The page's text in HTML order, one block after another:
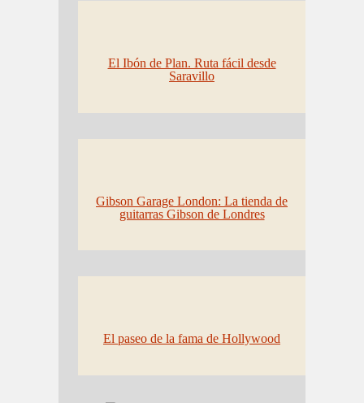
El Ibón de Plan. Ruta fácil desde
Saravillo
Gibson Garage London: La tienda de
guitarras Gibson de Londres
El paseo de la fama de Hollywood